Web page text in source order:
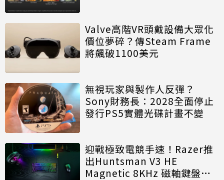
Valve高階VR頭戴設備大眾化
價位夢碎？傳Steam Frame
將飆破1100美元
無視玩家與製作人反彈？
Sony財務長：2028全面停止
發行PS5實體光碟計畫不變
迎戰極致電競手速！Razer推
出Huntsman V3 HE
Magnetic 8KHz 磁軸鍵盤效